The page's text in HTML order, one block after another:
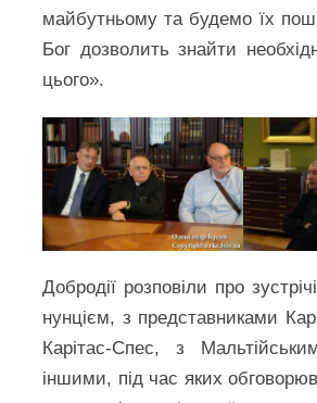
майбутньому та будемо їх
Бог дозволить знайти
цього».
Добродії розповіли про
нунцієм, з представниками
Карітас-Спес, з
іншими, під час яких